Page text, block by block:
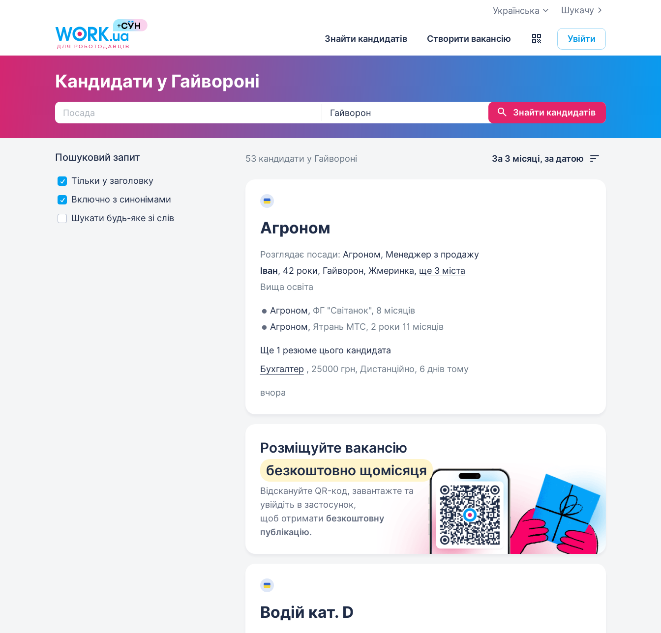
Шукачу
Українська
Знайти кандидатів Створити вакансію Увійти
Кандидати у Гайвороні
Знайти кандидатів
Пошуковий запит
Тільки у заголовку
Включно з синонімами
Шукати будь-яке зі слів
53 кандидати у Гайвороні За 3 місяці, за датою
Агроном
Розглядає посади: Агроном, Менеджер з продажу
Іван, 42 роки, Гайворон, Жмеринка, ще 3 міста
Вища освіта
Агроном, ФГ "Світанок", 8 місяців
Агроном, Ятрань МТС, 2 роки 11 місяців
Ще 1 резюме цього кандидата
Бухгалтер , 25000 грн, Дистанційно, 6 днів тому
вчора
Розміщуйте вакансію
безкоштовно щомісяця
Відскануйте QR-код, завантажте та
увійдіть в застосунок,
щоб отримати безкоштовну
публікацію.
Водій кат. D